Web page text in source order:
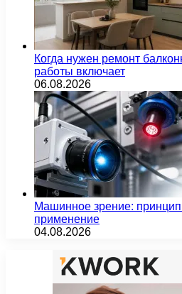
Когда нужен ремонт
работы включает
06.08.2026
Машинное зрение:
применение
04.08.2026